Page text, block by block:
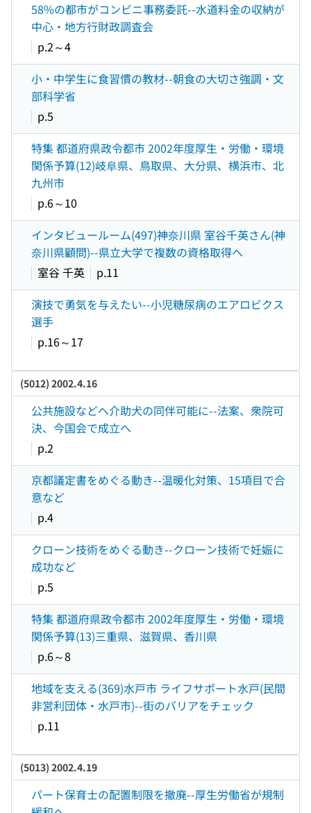
58%の都市がコンビニ事務委託--水道料金の収納が
中心・地方行財政調査会
p.2～4
小・中学生に食習慣の教材--朝食の大切さ強調・文
部科学省
p.5
特集 都道府県政令都市 2002年度厚生・労働・環境
関係予算(12)岐阜県、鳥取県、大分県、横浜市、北
九州市
p.6～10
インタビュールーム(497)神奈川県 室谷千英さん(神
奈川県顧問)--県立大学で複数の資格取得へ
室谷 千英
p.11
演技で勇気を与えたい--小児糖尿病のエアロビクス
選手
p.16～17
(5012) 2002.4.16
公共施設などへ介助犬の同伴可能に--法案、衆院可
決、今国会で成立へ
p.2
京都議定書をめぐる動き--温暖化対策、15項目で合
意など
p.4
クローン技術をめぐる動き--クローン技術で妊娠に
成功など
p.5
特集 都道府県政令都市 2002年度厚生・労働・環境
関係予算(13)三重県、滋賀県、香川県
p.6～8
地域を支える(369)水戸市 ライフサポート水戸(民間
非営利団体・水戸市)--街のバリアをチェック
p.11
(5013) 2002.4.19
パート保育士の配置制限を撤廃--厚生労働省が規制